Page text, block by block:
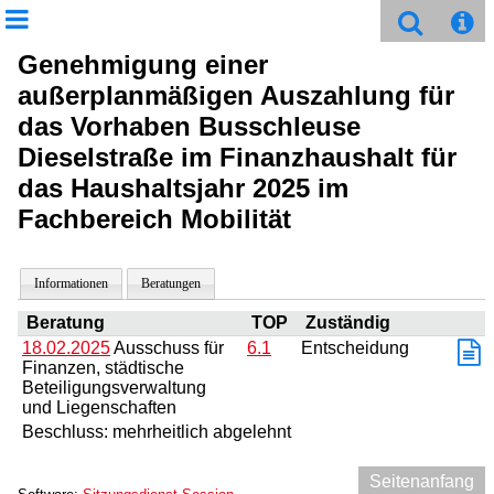
Genehmigung einer
außerplanmäßigen Auszahlung für
das Vorhaben Busschleuse
Dieselstraße im Finanzhaushalt für
das Haushaltsjahr 2025 im
Fachbereich Mobilität
Informationen Beratungen
Beratung TOP
Zuständig
18.02.2025Ausschuss für
Finanzen, städtische
Beteiligungsverwaltung
und Liegenschaften
6.1 Entscheidung
Beschluss: mehrheitlich abgelehnt
Seitenanfang